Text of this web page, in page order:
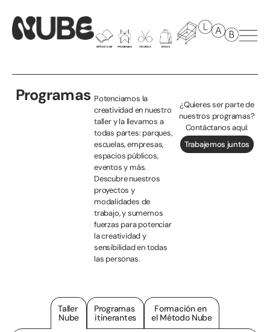
Programas Potenciamos la
creatividad en nuestro
taller y la llevamos a
todas partes: parques,
escuelas, empresas,
espacios públicos,
eventos y más.
Descubre nuestros
proyectos y
modalidades de
trabajo, y sumemos
fuerzas para potenciar
la creatividad y
sensibilidad en todas
las personas.
¿Quieres ser parte de
nuestros programas?
Contáctanos aquí:
Trabajemos juntos
Taller
Nube
Programas
itinerantes
Formación en
el Método Nube